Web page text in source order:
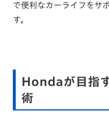
で便利なカーライフをサ
す。
Hondaが目指
術